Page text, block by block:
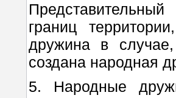
границ
дружина в
создана народная
5. Народные